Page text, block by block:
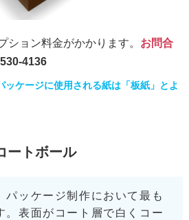
ョン料金がかかります。 お問合
4136
ッケージに使用される紙は「板紙」とよ
ートボール
パッケージ制作において最も
。表面がコート層で白くコー